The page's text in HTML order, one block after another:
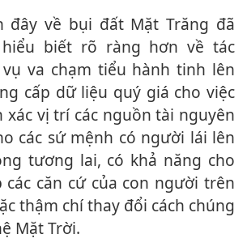
biết rõ ràng hơn về tác
va chạm tiểu hành tinh lên
cấp dữ liệu quý giá cho việc
xác vị trí các nguồn tài nguyên
các sứ mệnh có người lái lên
tương lai, có khả năng cho
căn cứ của con người trên
thậm chí thay đổi cách chúng
Mặt Trời.